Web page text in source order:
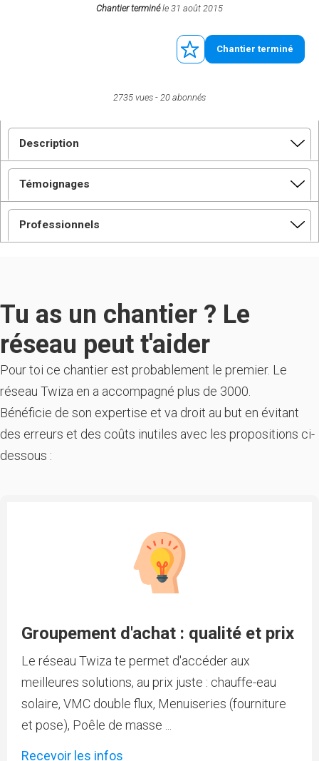
Chantier terminéle 31 août 2015
Chantier terminé
2735 vues 20 abonnés
Description
Témoignages
Professionnels
Tu as un chantier ? Le
réseau peut t'aider
Pour toi ce chantier est probablement le premier. Le
réseau Twiza en a accompagné plus de 3000.
Bénéficie de son expertise et va droit au but en évitant
des erreurs et des coûts inutiles avec les propositions ci-
dessous :
Groupement d'achat : qualité et prix
Le réseau Twiza te permet d'accéder aux
meilleures solutions, au prix juste : chauffe-eau
solaire, VMC double flux, Menuiseries (fourniture
et pose), Poêle de masse ...
Recevoir les infos